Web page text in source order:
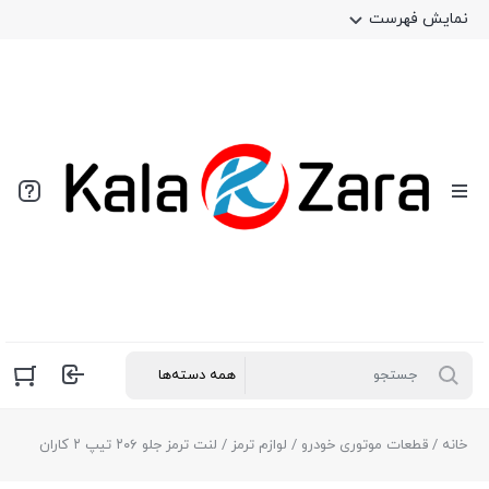
نمایش فهرست
خانه / قطعات موتوری خودرو / لوازم ترمز / لنت ترمز جلو ۲۰۶ تیپ ۲ کاران